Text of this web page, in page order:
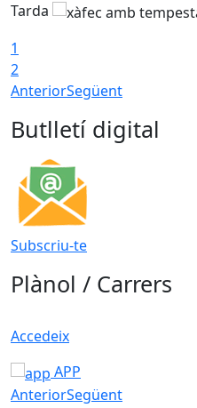
Tarda
1
2
AnteriorSegüent
Butlletí digital
Subscriu-te
Plànol / Carrers
Accedeix
APP
AnteriorSegüent